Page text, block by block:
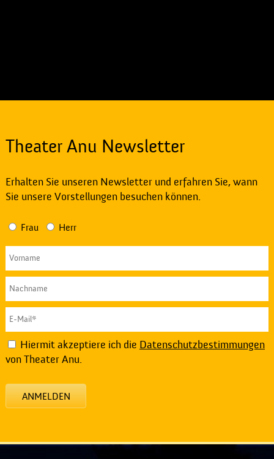
Theater Anu Newsletter
Erhalten Sie unseren Newsletter und erfahren Sie, wann
Sie unsere Vorstellungen besuchen können.
Frau Herr
Hiermit akzeptiere ich die Datenschutzbestimmungen
von Theater Anu.
ANMELDEN